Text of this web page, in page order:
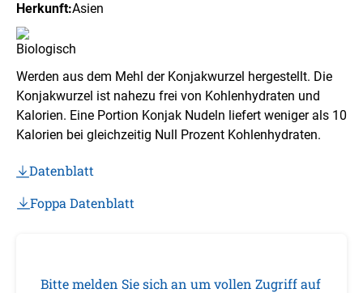
Herkunft:Asien
Werden aus dem Mehl der Konjakwurzel hergestellt. Die
Konjakwurzel ist nahezu frei von Kohlenhydraten und
Kalorien. Eine Portion Konjak Nudeln liefert weniger als 10
Kalorien bei gleichzeitig Null Prozent Kohlenhydraten.
Datenblatt
Foppa Datenblatt
Bitte melden Sie sich an um vollen Zugriff auf